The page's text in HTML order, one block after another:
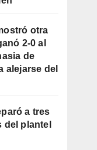
otra
2-0 al
de
alejarse del
a tres
del plantel